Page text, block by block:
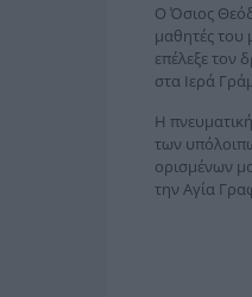
Ο Όσιος
μαθητές του
επέλεξε τον
στα Ιερά
Η
των
ορισμένων
την Αγία